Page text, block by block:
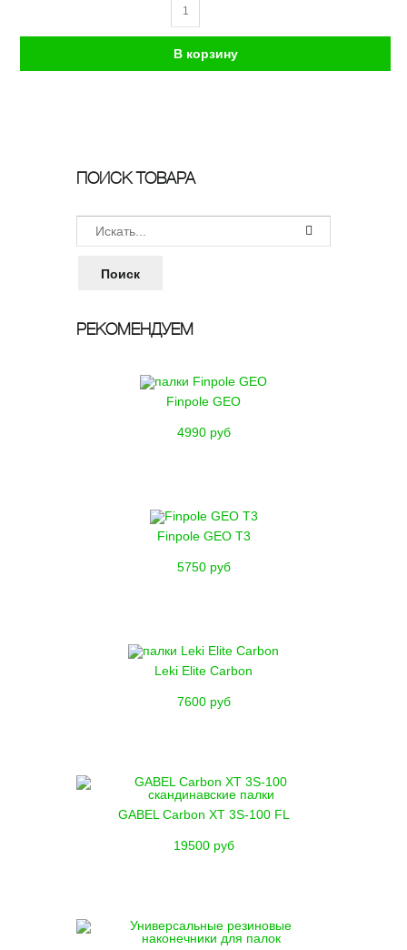
ПОИСК ТОВАРА
РЕКОМЕНДУЕМ
Finpole GEO
4990 руб
Finpole GEO T3
5750 руб
Leki Elite Carbon
7600 руб
GABEL Carbon XT 3S-100 FL
19500 руб